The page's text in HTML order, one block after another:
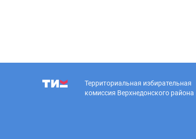
Территориальная избирательная
комиссия Верхнедонского района